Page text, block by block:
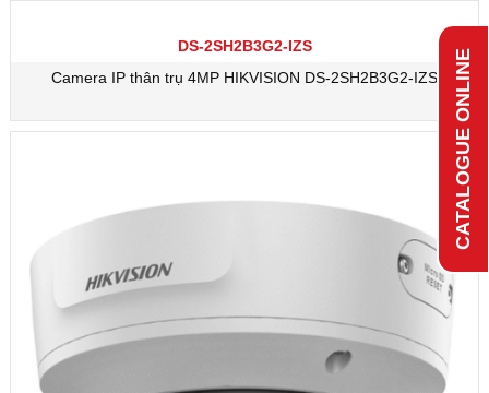
CATALOGUE ONLINE
DS-2SH2B3G2-IZS
Camera IP thân trụ 4MP HIKVISION DS-2SH2B3G2-IZS